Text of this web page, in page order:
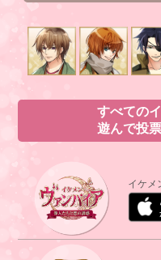
すべての
遊んで投
イケメ